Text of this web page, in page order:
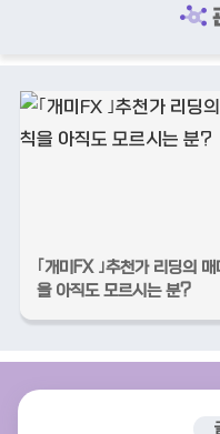
｢개미FX ｣추천가 리딩의 매
을 아직도 모르시는 분?